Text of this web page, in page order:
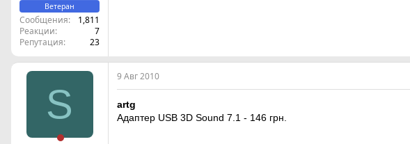
Ветеран
Сообщения
1,811
Реакции
7
Репутация
23
S
9 Авг 2010
artg
Адаптер USB 3D Sound 7.1 - 146 грн.